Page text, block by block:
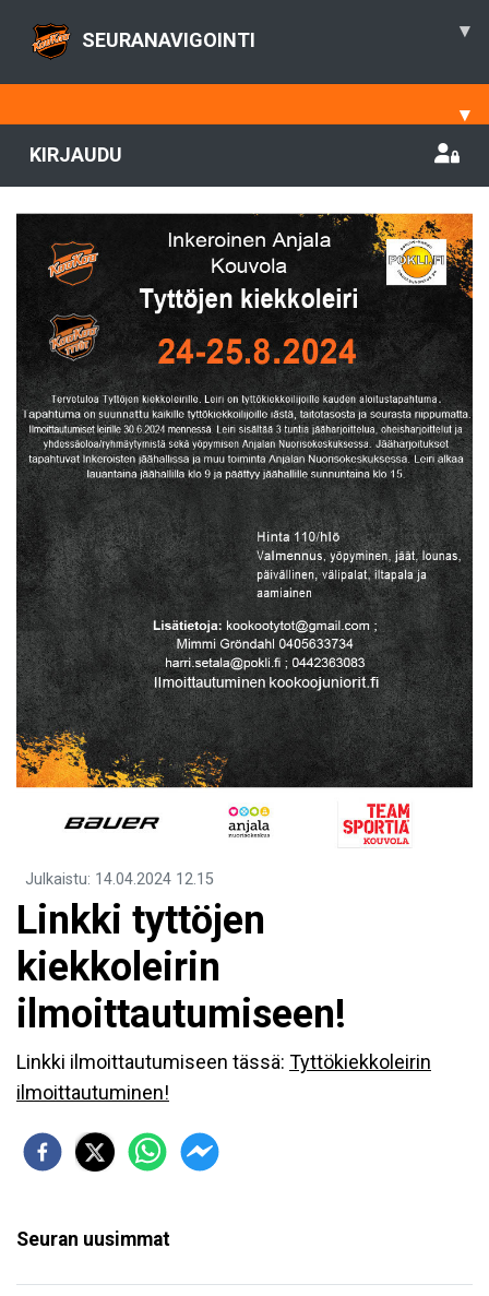
SEURANAVIGOINTI ▾
▾
KIRJAUDU
Julkaistu: 14.04.2024 12.15
Linkki tyttöjen
kiekkoleirin
ilmoittautumiseen!
Linkki ilmoittautumiseen tässä: Tyttökiekkoleirin
ilmoittautuminen!
Seuran uusimmat